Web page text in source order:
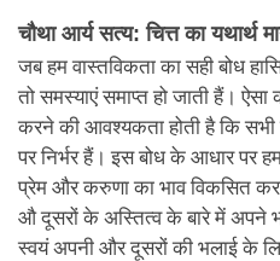
चौथा आर्य सत्य: चित्त का यथार्थ
जब हम वास्तविकता का सही बोध
तो समस्याएं समाप्त हो जाती हैं।
करने की आवश्यकता होती है कि
पर निर्भर हैं। इस बोध के आधार पर
प्रेम और करुणा का भाव विकसित
औ दूसरों के अस्तित्व के बारे में अपने
स्वयं अपनी और दूसरों की भलाई के